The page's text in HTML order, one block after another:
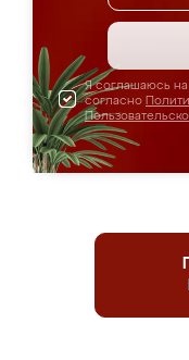
Я соглашаюсь
согласно